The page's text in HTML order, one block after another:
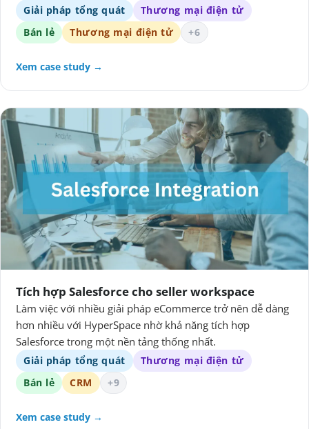
Giải pháp tổng quát
Thương mại điện tử
Bán lẻ
Thương mại điện tử +6
Xem case study →
Tích hợp Salesforce cho seller workspace
Làm việc với nhiều giải pháp eCommerce trở nên dễ dàng
hơn nhiều với HyperSpace nhờ khả năng tích hợp
Salesforce trong một nền tảng thống nhất.
Giải pháp tổng quát
Thương mại điện tử
Bán lẻ
CRM +9
Xem case study →